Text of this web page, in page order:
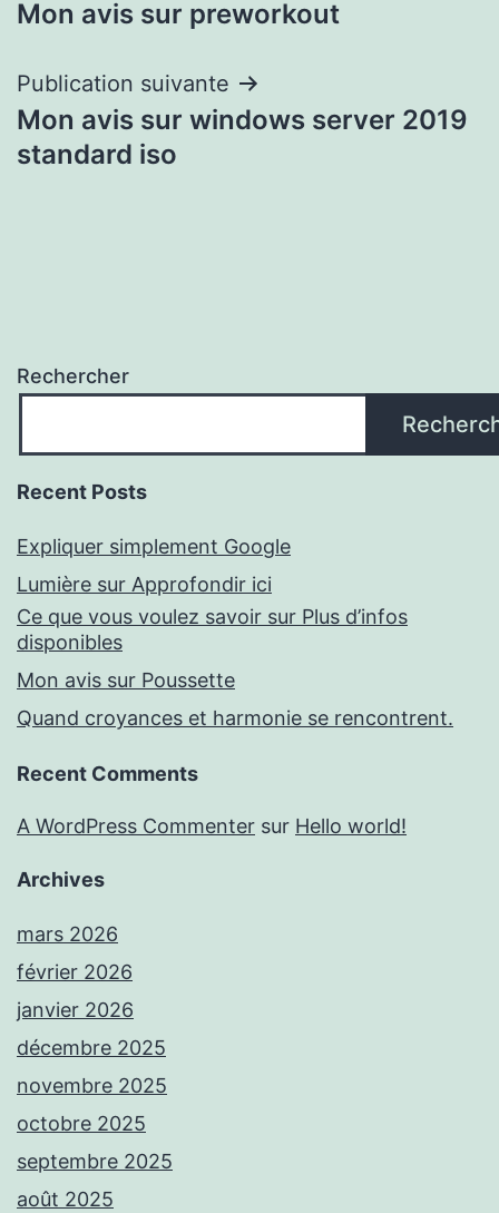
de
l’article
Mon avis sur preworkout
Publication suivante
Mon avis sur windows server 2019
standard iso
Rechercher
Recent Posts
Expliquer simplement Google
Lumière sur Approfondir ici
Ce que vous voulez savoir sur Plus d’infos
disponibles
Mon avis sur Poussette
Quand croyances et harmonie se rencontrent.
Recent Comments
A WordPress Commenter sur Hello world!
Archives
mars 2026
février 2026
janvier 2026
décembre 2025
novembre 2025
octobre 2025
septembre 2025
août 2025